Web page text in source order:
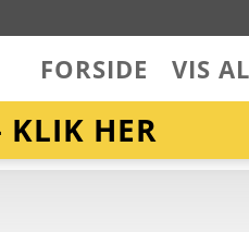
FORSIDE VIS
KLIK HER